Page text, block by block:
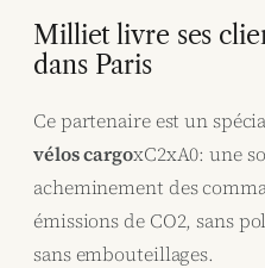
Milliet livre ses
dans Paris
Ce partenaire est un
vélos cargoxC2xA0: une
acheminement des
émissions de CO2, sans
sans embouteillages.